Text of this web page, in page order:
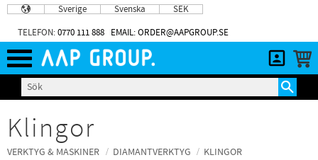
Meny
Sverige Svenska SEK
TELEFON:0770 111 888 EMAIL: ORDER@AAPGROUP.SE
Klingor
VERKTYG & MASKINER DIAMANTVERKTYG KLINGOR